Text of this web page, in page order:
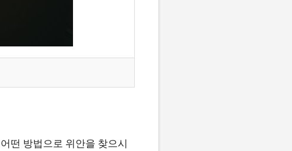
떤 방법으로 위안을 찾으시